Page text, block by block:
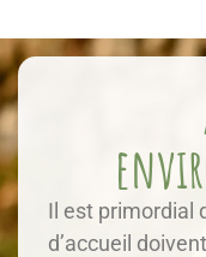
Il est primordial
d’accueil